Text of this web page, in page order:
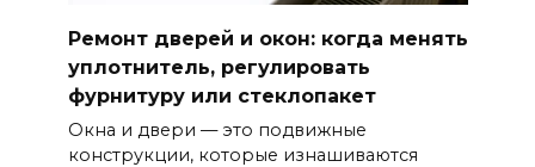
Ремонт дверей и окон: когда менять
уплотнитель, регулировать
фурнитуру или стеклопакет
Окна и двери — это подвижные
конструкции, которые изнашиваются